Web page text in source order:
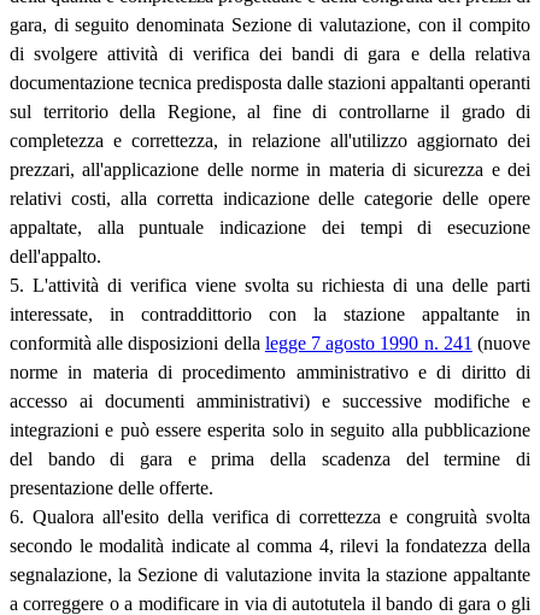
gara, di seguito denominata Sezione di valutazione, con il compito
di svolgere attività di verifica dei bandi di gara e della relativa
documentazione tecnica predisposta dalle stazioni appaltanti operanti
sul territorio della Regione, al fine di controllarne il grado di
completezza e correttezza, in relazione all'utilizzo aggiornato dei
prezzari, all'applicazione delle norme in materia di sicurezza e dei
relativi costi, alla corretta indicazione delle categorie delle opere
appaltate, alla puntuale indicazione dei tempi di esecuzione
dell'appalto.
5. L'attività di verifica viene svolta su richiesta di una delle parti
interessate, in contraddittorio con la stazione appaltante in
conformità alle disposizioni della legge 7 agosto 1990 n. 241 (nuove
norme in materia di procedimento amministrativo e di diritto di
accesso ai documenti amministrativi) e successive modifiche e
integrazioni e può essere esperita solo in seguito alla pubblicazione
del bando di gara e prima della scadenza del termine di
presentazione delle offerte.
6. Qualora all'esito della verifica di correttezza e congruità svolta
secondo le modalità indicate al comma 4, rilevi la fondatezza della
segnalazione, la Sezione di valutazione invita la stazione appaltante
a correggere o a modificare in via di autotutela il bando di gara o gli